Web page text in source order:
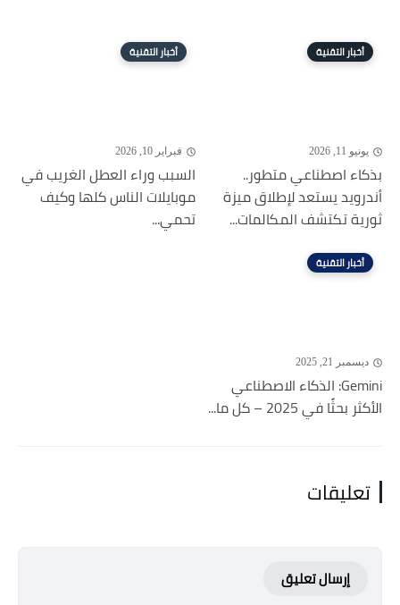
أخبار التقنية
يونيو 11, 2026
بذكاء اصطناعي متطور..
أندرويد يستعد لإطلاق ميزة
ثورية تكتشف المكالمات...
أخبار التقنية
فبراير 10, 2026
السبب وراء العطل الغريب في
موبايلات الناس كلها وكيف
تحمي...
أخبار التقنية
ديسمبر 21, 2025
Gemini: الذكاء الاصطناعي
الأكثر بحثًا في 2025 – كل ما...
تعليقات
إرسال تعليق